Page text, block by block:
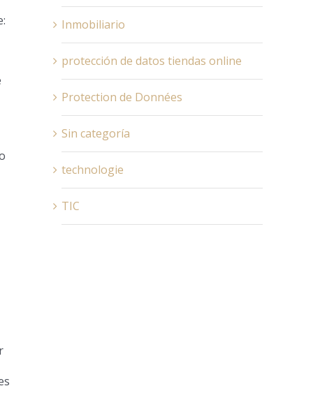
Inmobiliario
protección de datos tiendas online
Protection de Données
Sin categoría
technologie
TIC